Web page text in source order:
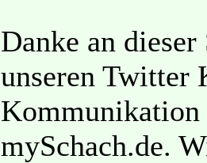
Danke an
unseren Twitter
Kommunikation
mySchach.de.